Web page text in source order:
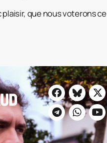
plaisir, que nous voterons ce